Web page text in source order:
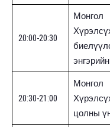
20:00-20:30
20:30-21:00
цолны